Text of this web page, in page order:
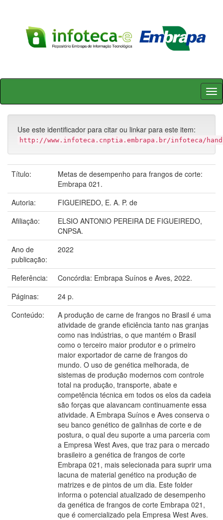
Skip
Use este identificador para citar ou linkar para este item:
http://www.infoteca.cnptia.embrapa.br/infoteca/
Título:
Metas de desempenho para frangos de corte:
Embrapa 021.
Autoria:
FIGUEIREDO, E. A. P. de
Afiliação:
ELSIO ANTONIO PEREIRA DE FIGUEIREDO,
CNPSA.
Ano de
publicação:
2022
Referência:
Concórdia: Embrapa Suínos e Aves, 2022.
Páginas:
24 p.
Conteúdo:
A produção de carne de frangos no Brasil é uma
atividade de grande eficiência tanto nas granjas
como nas indústrias, o que mantém o Brasil
como o terceiro maior produtor e o primeiro
maior exportador de carne de frangos do
mundo. O uso de genética melhorada, de
sistemas de produção modernos com controle
total na produção, transporte, abate e
competência técnica em todos os elos da cadeia
são forças que alavancam continuamente essa
atividade. A Embrapa Suínos e Aves conserva o
seu banco genético de galinhas de corte e de
postura, o qual deu suporte a uma parceria com
a Empresa West Aves, que traz para o mercado
brasileiro a genética de frangos de corte
Embrapa 021, mais selecionada para suprir uma
lacuna de material genético na produção de
matrizes e de pintos de um dia. Este folder
informa o potencial atualizado de desempenho
da genética de frangos de corte Embrapa 021,
que é comercializado pela Empresa West Aves.